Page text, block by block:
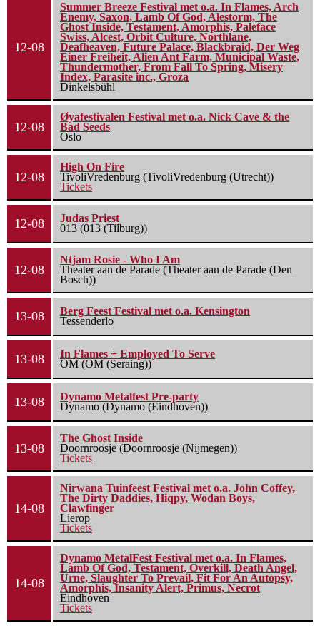
12-08
Summer Breeze Festival met o.a. In Flames, Arch
Enemy, Saxon, Lamb Of God, Alestorm, The
Ghost Inside, Testament, Amorphis, Paleface
Swiss, Alcest, Orbit Culture, Northlane,
Deafheaven, Future Palace, Blackbraid, Der Weg
Einer Freiheit, Alien Ant Farm, Municipal Waste,
Thundermother, From Fall To Spring, Misery
Index, Parasite inc., Groza
Dinkelsbühl
12-08
Øyafestivalen Festival met o.a. Nick Cave & the
Bad Seeds
Oslo
12-08
High On Fire
TivoliVredenburg (TivoliVredenburg (Utrecht))
Tickets
12-08
Judas Priest
013 (013 (Tilburg))
12-08
Ntjam Rosie - Who I Am
Theater aan de Parade (Theater aan de Parade (Den
Bosch))
13-08
Berg Feest Festival met o.a. Kensington
Tessenderlo
13-08
In Flames + Employed To Serve
OM (OM (Seraing))
13-08
Dynamo Metalfest Pre-party
Dynamo (Dynamo (Eindhoven))
13-08
The Ghost Inside
Doornroosje (Doornroosje (Nijmegen))
Tickets
14-08
Nirwana Tuinfeest Festival met o.a. John Coffey,
The Dirty Daddies, Hiqpy, Wodan Boys,
Clawfinger
Lierop
Tickets
14-08
Dynamo MetalFest Festival met o.a. In Flames,
Lamb Of God, Testament, Overkill, Death Angel,
Urne, Slaughter To Prevail, Fit For An Autopsy,
Amorphis, Insanity Alert, Primus, Necrot
Eindhoven
Tickets